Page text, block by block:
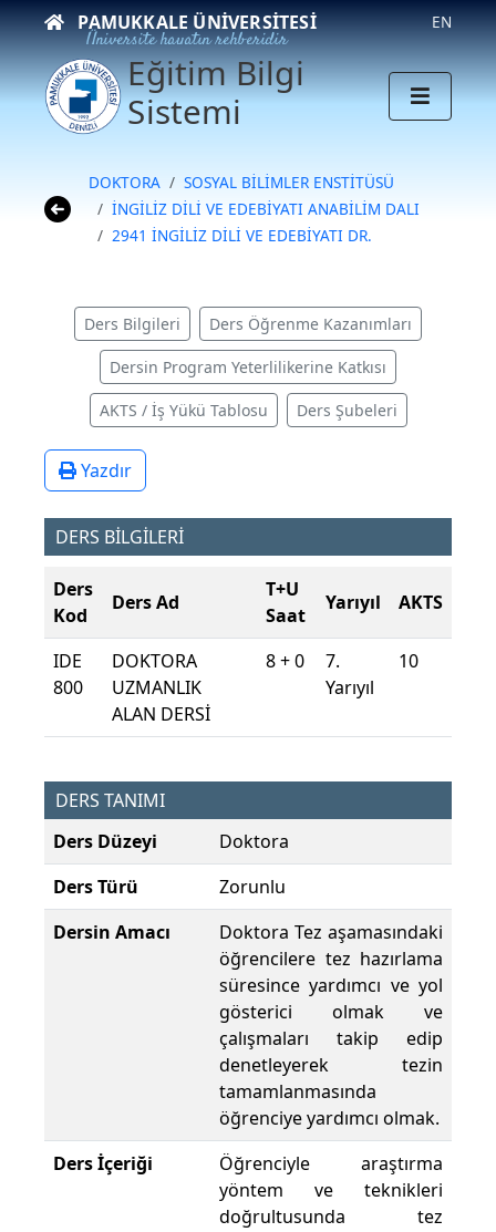
PAMUKKALE ÜNIVERSITESI
Üniversite hayatın rehberidir
EN
Eğitim Bilgi
Sistemi
DOKTORA
SOSYAL BİLİMLER ENSTİTÜSÜ
İNGİLİZ DİLİ VE EDEBİYATI ANABİLİM DALI
2941 İNGİLİZ DİLİ VE EDEBİYATI DR.
Ders Bilgileri Ders Öğrenme Kazanımları
Dersin Program Yeterlilikerine Katkısı
AKTS / İş Yükü Tablosu Ders Şubeleri
Yazdır
DERS BİLGİLERİ
Ders
Kod
Ders Ad
T+U
Saat
Yarıyıl AKTS
IDE
800
DOKTORA
UZMANLIK
ALAN DERSİ
8 + 0
7.
Yarıyıl
10
DERS TANIMI
Ders Düzeyi
Doktora
Ders Türü
Zorunlu
Dersin Amacı
Doktora Tez aşamasındaki
öğrencilere tez hazırlama
süresince yardımcı ve yol
gösterici olmak ve
çalışmaları takip edip
denetleyerek tezin
tamamlanmasında
öğrenciye yardımcı olmak.
Ders İçeriği
Öğrenciyle araştırma
yöntem ve teknikleri
doğrultusunda tez